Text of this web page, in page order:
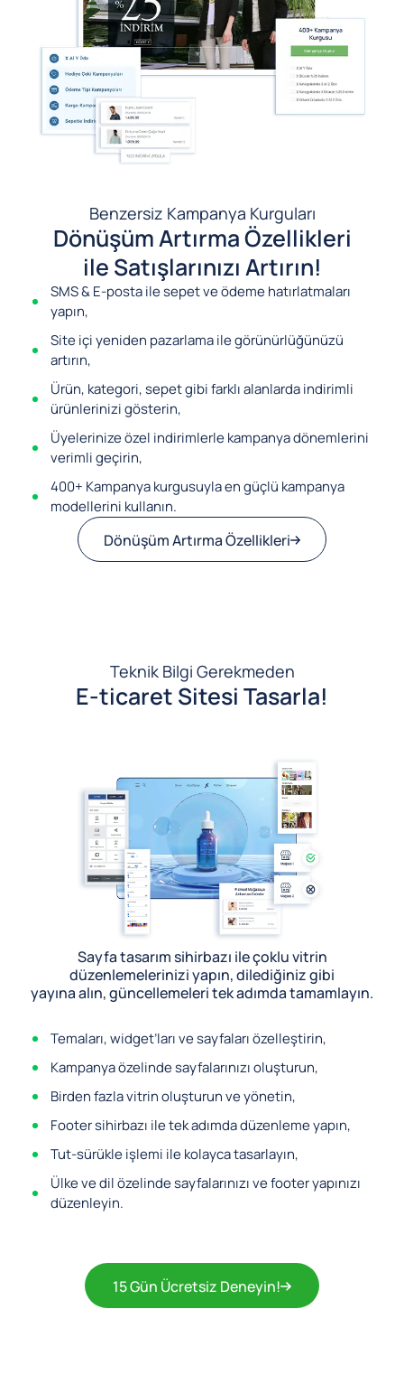
Benzersiz Kampanya Kurguları
Dönüşüm Artırma Özellikleri
ile Satışlarınızı Artırın!
SMS & E-posta ile sepet ve ödeme hatırlatmaları
yapın,
Site içi yeniden pazarlama ile görünürlüğünüzü
artırın,
Ürün, kategori, sepet gibi farklı alanlarda indirimli
ürünlerinizi gösterin,
Üyelerinize özel indirimlerle kampanya dönemlerini
verimli geçirin,
400+ Kampanya kurgusuyla en güçlü kampanya
modellerini kullanın.
Dönüşüm Artırma Özellikleri
Teknik Bilgi Gerekmeden
E-ticaret Sitesi Tasarla!
Sayfa tasarım sihirbazı ile çoklu vitrin
düzenlemelerinizi yapın, dilediğiniz gibi
yayına alın, güncellemeleri tek adımda tamamlayın.
Temaları, widget’ları ve sayfaları özelleştirin,
Kampanya özelinde sayfalarınızı oluşturun,
Birden fazla vitrin oluşturun ve yönetin,
Footer sihirbazı ile tek adımda düzenleme yapın,
Tut-sürükle işlemi ile kolayca tasarlayın,
Ülke ve dil özelinde sayfalarınızı ve footer yapınızı
düzenleyin.
15 Gün Ücretsiz Deneyin!